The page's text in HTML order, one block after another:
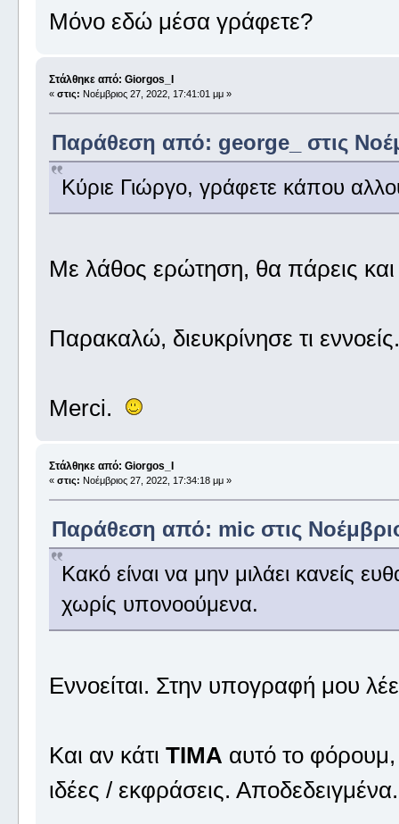
Μόνο εδώ μέσα γράφετε?
Στάλθηκε από: Giorgos_I
« στις: Νοέμβριος 27, 2022, 17:41:01 μμ »
Παράθεση από: george_ στις
Κύριε Γιώργο, γράφετε κάπου
Με λάθος ερώτηση, θα πάρεις
Παρακαλώ, διευκρίνησε τι εννοείς.
Merci.
Στάλθηκε από: Giorgos_I
« στις: Νοέμβριος 27, 2022, 17:34:18 μμ »
Παράθεση από: mic στις
Κακό είναι να μην μιλάει κανείς
χωρίς υπονοούμενα.
Εννοείται. Στην υπογραφή μου
Και αν κάτι ΤΙΜΑ αυτό το
ιδέες / εκφράσεις. Αποδεδειγμένα.